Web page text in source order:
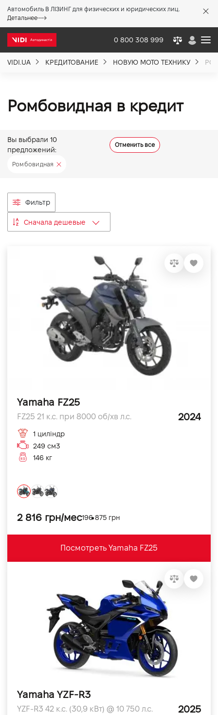
Автомобиль В ЛІЗИНГ для физических и юридических лиц.
Детальнее
0 800 308 999
VIDI.UA КРЕДИТОВАНИЕ НОВУЮ МОТО ТЕХНИКУ
Ромбовидная в кредит
Вы выбрали 10
предложений:
Отменить все
Ромбовидная
Фильтр
Сначала дешевые
Yamaha FZ25
FZ25 21 к.с. при 8000 об/хв л.с. 2024
1 циліндр
249 см3
146 кг
2 816 грн/мес196 875 грн
Посмотреть Yamaha FZ25
Yamaha YZF-R3
YZF-R3 42 к.с. (30,9 кВт) @ 10 750 л.с. 2025
Акции %
Политика качества
Вакансии
VIDI Карьера
Підпишись на наш канал та слідкуй за
акціями, послугами та новинками